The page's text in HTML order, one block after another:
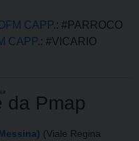
CAPP.: #PARROCO
CAPP.: #VICARIO
da Pmap
(Viale Regina